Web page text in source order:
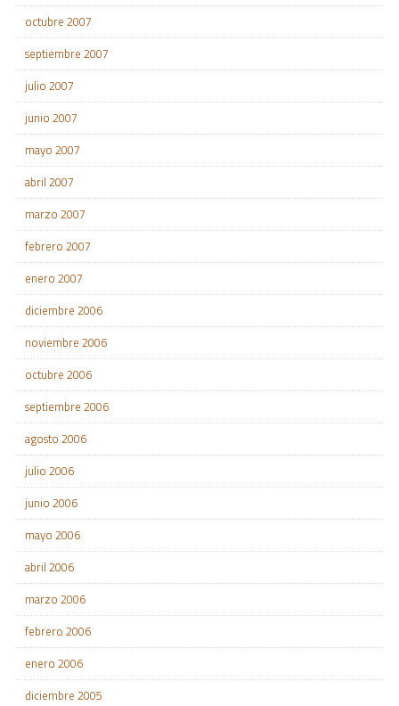
octubre 2007
septiembre 2007
julio 2007
junio 2007
mayo 2007
abril 2007
marzo 2007
febrero 2007
enero 2007
diciembre 2006
noviembre 2006
octubre 2006
septiembre 2006
agosto 2006
julio 2006
junio 2006
mayo 2006
abril 2006
marzo 2006
febrero 2006
enero 2006
diciembre 2005